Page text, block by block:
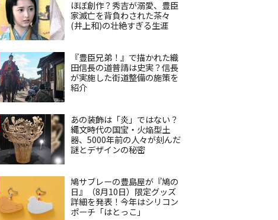
ほぼ創作？秀吉が溺愛、豊臣
家滅亡を背負わされた茶々
(井上和)の壮絶すぎる生涯
『豊臣兄弟！』で描かれた織
田信長の道普請は史実？信長
が実施した街道整備の施策を
紹介
あの装飾は「炎」ではない？
縄文時代の国宝・火焔型土
器、5000年前の人々が刻んだ
謎とデザインの秘密
鳩サブレーの豊島屋が『鳩の
日』（8月10日）限定グッズ
詳細を発表！今年はシリコン
ポーチ「はとっこ」